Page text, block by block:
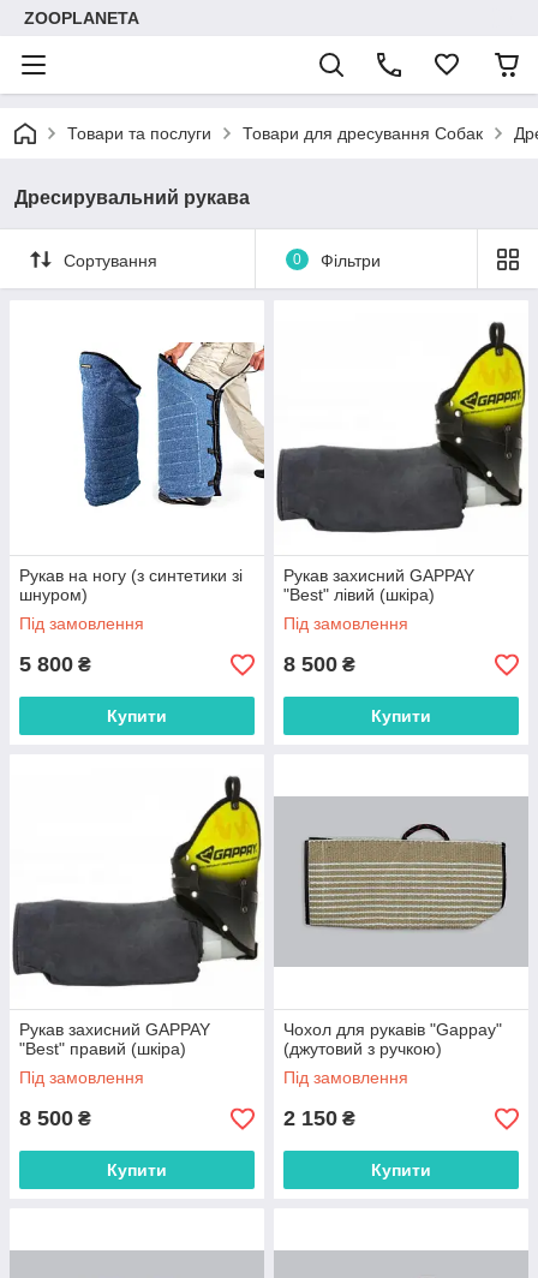
ZOOPLANETA
Товари та послуги Товари для дресування Собак
Дресирувальний рукава
Сортування 0 Фільтри
Рукав на ногу (з синтетики зі
шнуром)
Під замовлення
5 800 ₴
Купити
Рукав захисний GAPPAY
"Best" лівий (шкіра)
Під замовлення
8 500 ₴
Купити
Рукав захисний GAPPAY
"Best" правий (шкіра)
Під замовлення
8 500 ₴
Купити
Чохол для рукавів "Gappay"
(джутовий з ручкою)
Під замовлення
2 150 ₴
Купити